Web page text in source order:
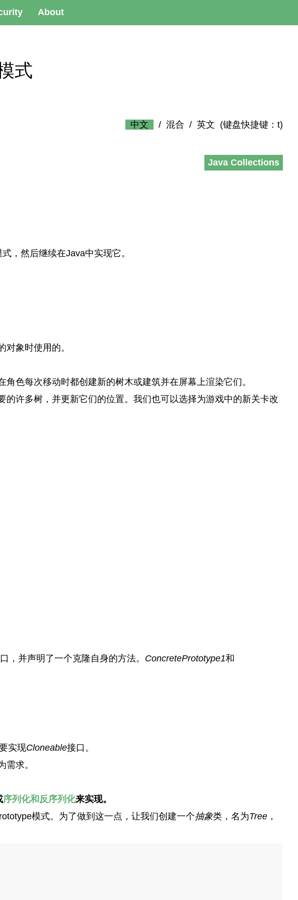
About
式
中文 / 混合 / 英文 (键盘快捷键：t)
Java Collections
，然后继续在Java中实现它。
对象时使用的。
色每次移动时都创建新的树木或建筑并在屏幕上渲染它们。
许多树，并更新它们的位置。我们也可以选择为游戏中的新关卡改
，并声明了一个克隆自身的方法。 ConcretePrototype1和
实现Cloneable接口。
需求。
序列化和反序列化来实现。
模式。为了做到这一点，让我们创建一个抽象类，名为Tree，